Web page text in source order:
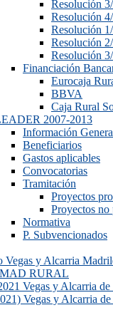
Resolución
Resolución
Resolución
Resolución
Resolución
Financiación
Eurocaja
BBVA
Caja Rural
2007-2013
Información
Beneficiarios
Gastos aplicables
Convocatorias
Tramitación
Proyectos
Proyectos
Normativa
P. Subvencionados
Vegas y Alcarria
MAD RURAL
Vegas y Alcarria
Vegas y Alcarria